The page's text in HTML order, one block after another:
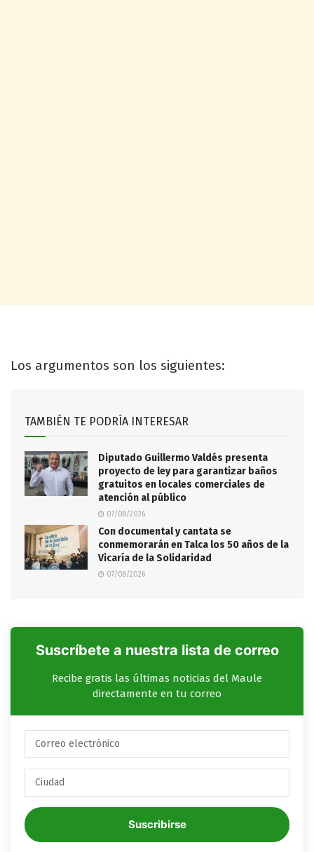
Los argumentos son los siguientes:
TAMBIÉN TE PODRÍA INTERESAR
Diputado Guillermo Valdés presenta
proyecto de ley para garantizar baños
gratuitos en locales comerciales de
atención al público
07/08/2026
Con documental y cantata se
conmemorarán en Talca los 50 años de la
Vicaría de la Solidaridad
07/08/2026
Suscríbete a nuestra lista de correo
Recibe gratis las últimas noticias del Maule
directamente en tu correo
Suscribirse